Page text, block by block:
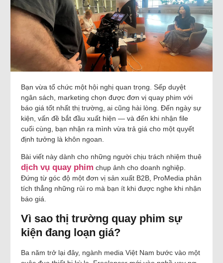
Bạn vừa tổ chức một hội nghị quan trọng. Sếp duyệt
ngân sách, marketing chọn được đơn vị quay phim với
báo giá tốt nhất thị trường, ai cũng hài lòng. Đến ngày sự
kiện, vấn đề bắt đầu xuất hiện — và đến khi nhận file
cuối cùng, bạn nhận ra mình vừa trả giá cho một quyết
định tưởng là khôn ngoan.
Bài viết này dành cho những người chịu trách nhiệm thuê
dịch vụ quay phim chụp ảnh cho doanh nghiệp.
Đứng từ góc độ một đơn vị sản xuất B2B, ProMedia phân
tích thẳng những rủi ro mà bạn ít khi được nghe khi nhận
báo giá.
Vì sao thị trường quay phim sự
kiện đang loạn giá?
Ba năm trở lại đây, ngành media Việt Nam bước vào một